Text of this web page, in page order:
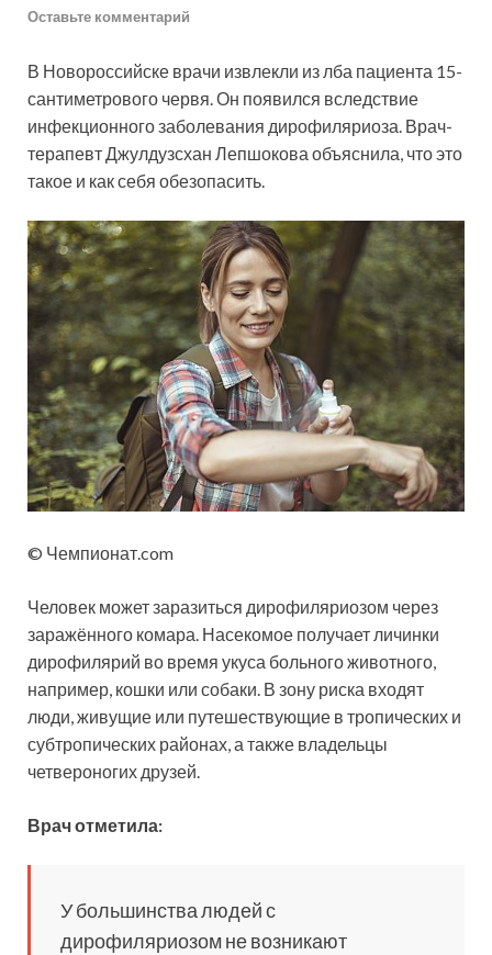
Оставьте комментарий
В Новороссийске врачи извлекли из лба пациента 15-
сантиметрового червя. Он появился вследствие
инфекционного заболевания дирофиляриоза. Врач-
терапевт Джулдузсхан Лепшокова объяснила, что это
такое и как себя обезопасить.
© Чемпионат.com
Человек может заразиться дирофиляриозом через
заражённого комара. Насекомое получает личинки
дирофилярий во время укуса больного животного,
например, кошки или собаки. В зону риска входят
люди, живущие или путешествующие в тропических и
субтропических районах, а также владельцы
четвероногих друзей.
Врач отметила:
У большинства людей с
дирофиляриозом не возникают